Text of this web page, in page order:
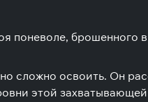
поневоле,
сложно освоить. Он
этой